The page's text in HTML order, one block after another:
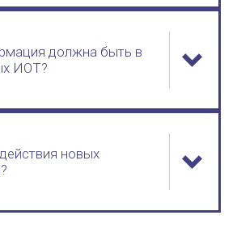
должна быть в
ИОТ?
новых